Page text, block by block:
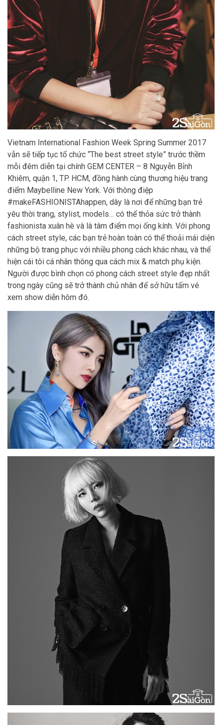
Vietnam International Fashion Week Spring Summer 2017
vẫn sẽ tiếp tục tổ chức “The best street style” trước thềm
mỗi đêm diễn tại chính GEM CENTER – 8 Nguyễn Bỉnh
Khiêm, quận 1, TP. HCM, đồng hành cùng thương hiệu trang
điểm Maybelline New York. Với thông điệp
#makeFASHIONISTAhappen, dây là nơi để những bạn trẻ
yêu thời trang, stylist, models… có thể thỏa sức trở thành
fashionista xuân hè và là tâm điểm mọi ống kính. Với phong
cách street style, các bạn trẻ hoàn toàn có thể thoải mái diện
những bộ trang phục với nhiều phong cách khác nhau, và thể
hiện cái tôi cá nhân thông qua cách mix & match phụ kiện.
Người được bình chọn có phong cách street style đẹp nhất
trong ngày cũng sẽ trở thành chủ nhân để sở hữu tấm vé
xem show diễn hôm đó.